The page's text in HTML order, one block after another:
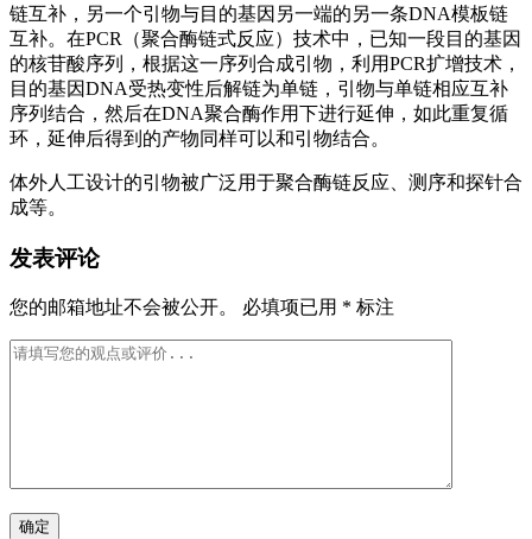
链互补，另一个引物与目的基因另一端的另一条DNA模板链
互补。在PCR（聚合酶链式反应）技术中，已知一段目的基因
的核苷酸序列，根据这一序列合成引物，利用PCR扩增技术，
目的基因DNA受热变性后解链为单链，引物与单链相应互补
序列结合，然后在DNA聚合酶作用下进行延伸，如此重复循
环，延伸后得到的产物同样可以和引物结合。
体外人工设计的引物被广泛用于聚合酶链反应、测序和探针合
成等。
发表评论
您的邮箱地址不会被公开。 必填项已用 * 标注